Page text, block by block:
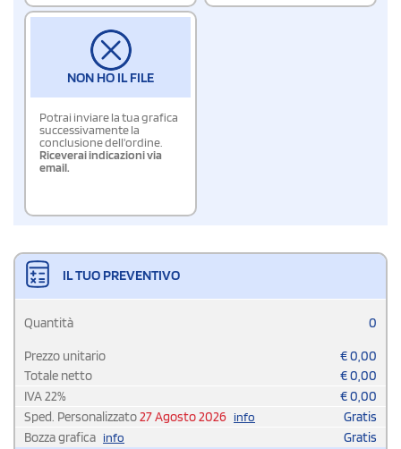
NON HO IL FILE
Potrai inviare la tua grafica
successivamente la
conclusione dell'ordine.
Riceverai indicazioni via
email.
IL TUO PREVENTIVO
Quantità 0
Prezzo unitario €0,00
Totale netto
€0,00
IVA22% €0,00
Sped. Personalizzato27 Agosto 2026 info
Gratis
Bozza grafica info Gratis